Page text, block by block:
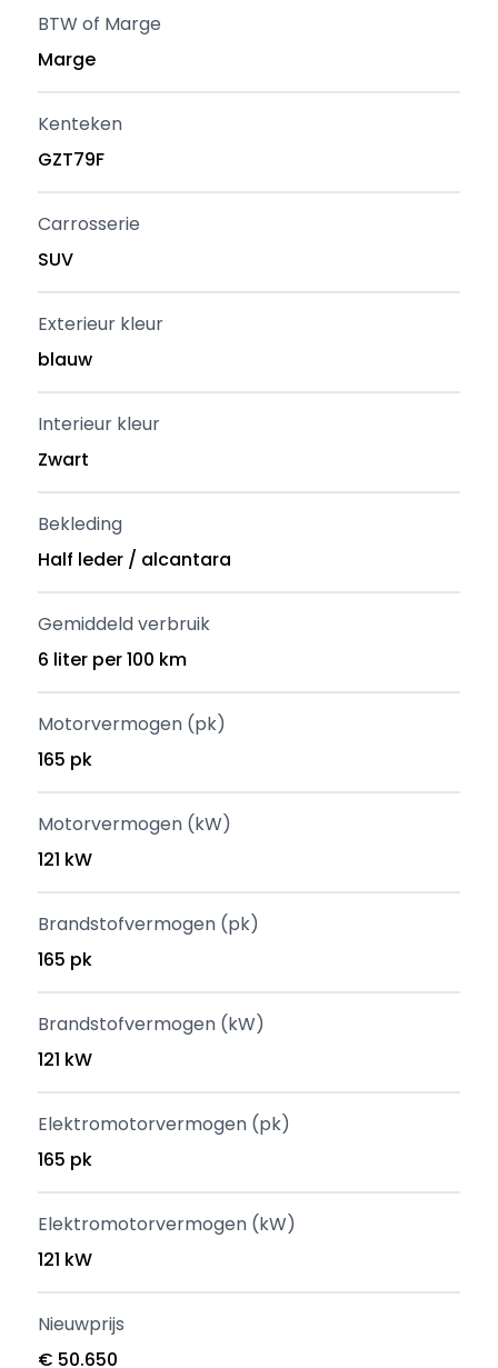
BTW of Marge
Marge
Kenteken
GZT79F
Carrosserie
SUV
Exterieur kleur
blauw
Interieur kleur
Zwart
Bekleding
Half leder / alcantara
Gemiddeld verbruik
6 liter per 100 km
Motorvermogen (pk)
165 pk
Motorvermogen (kW)
121 kW
Brandstofvermogen (pk)
165 pk
Brandstofvermogen (kW)
121 kW
Elektromotorvermogen (pk)
165 pk
Elektromotorvermogen (kW)
121 kW
Nieuwprijs
€ 50.650